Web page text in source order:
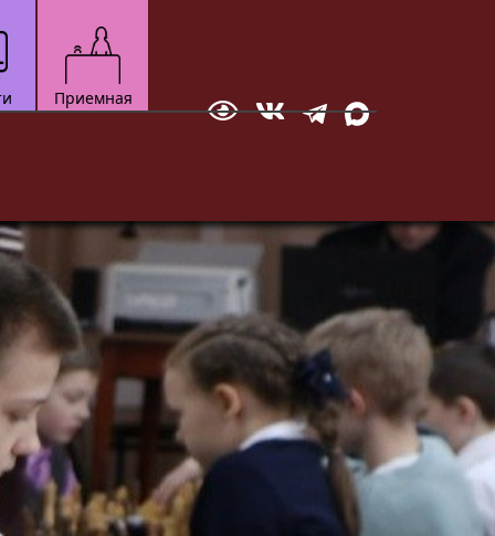
многоборье
атлетика
аэробика
теннис
Приемная